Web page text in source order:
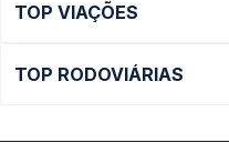
Ônibus São Paulo
TOP VIAÇÕES
TOP RODOVIÁRIAS